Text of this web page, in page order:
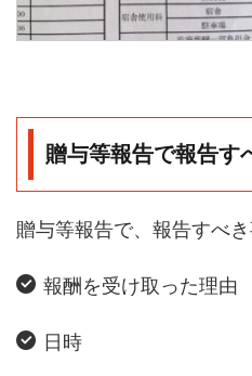
贈与等報告で報告す
贈与等報告で、報告すべ
報酬を受け取った理由
日時